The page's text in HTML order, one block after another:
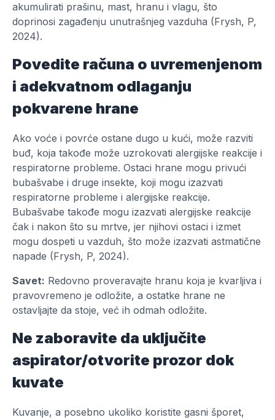
akumulirati prašinu, mast, hranu i vlagu, što
doprinosi zagađenju unutrašnjeg vazduha (Frysh, P,
2024).
Povedite računa o uvremenjenom
i adekvatnom odlaganju
pokvarene hrane
Ako voće i povrće ostane dugo u kući, može razviti
buđ, koja takođe može uzrokovati alergijske reakcije i
respiratorne probleme. Ostaci hrane mogu privući
bubašvabe i druge insekte, koji mogu izazvati
respiratorne probleme i alergijske reakcije.
Bubašvabe takođe mogu izazvati alergijske reakcije
čak i nakon što su mrtve, jer njihovi ostaci i izmet
mogu dospeti u vazduh, što može izazvati astmatične
napade (Frysh, P, 2024).
Savet: Redovno proveravajte hranu koja je kvarljiva i
pravovremeno je odložite, a ostatke hrane ne
ostavljajte da stoje, već ih odmah odložite.
Ne zaboravite da uključite
aspirator/otvorite prozor dok
kuvate
Kuvanje, a posebno ukoliko koristite gasni šporet,